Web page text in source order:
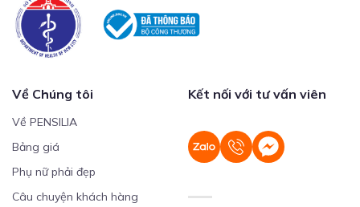
Về Chúng tôi
Về PENSILIA
Bảng giá
Phụ nữ phải đẹp
Câu chuyện khách hàng
Kết nối với tư vấn viên